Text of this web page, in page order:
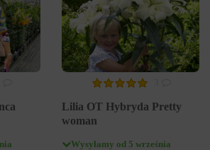
Lilia OT Hybryda Pretty
woman
Wysyłamy od 5 września